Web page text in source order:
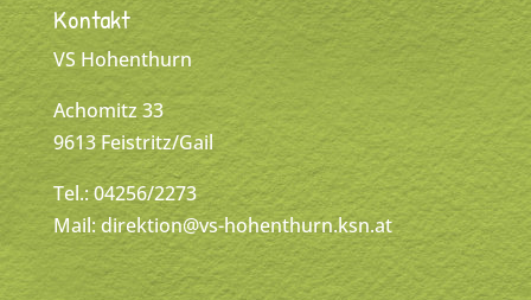
Kontakt
VS Hohenthurn
Achomitz 33
9613 Feistritz/Gail
Tel.: 04256/2273
Mail:direktion@vs-hohenthurn.ksn.at